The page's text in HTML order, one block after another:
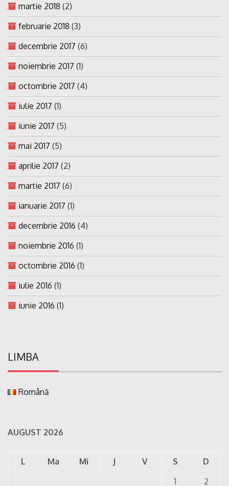
martie 2018 (2)
februarie 2018 (3)
decembrie 2017 (6)
noiembrie 2017 (1)
octombrie 2017 (4)
iulie 2017 (1)
iunie 2017 (5)
mai 2017 (5)
aprilie 2017 (2)
martie 2017 (6)
ianuarie 2017 (1)
decembrie 2016 (4)
noiembrie 2016 (1)
octombrie 2016 (1)
iulie 2016 (1)
iunie 2016 (1)
LIMBA
Română
AUGUST 2026
L Ma Mi J V S
D
1
2